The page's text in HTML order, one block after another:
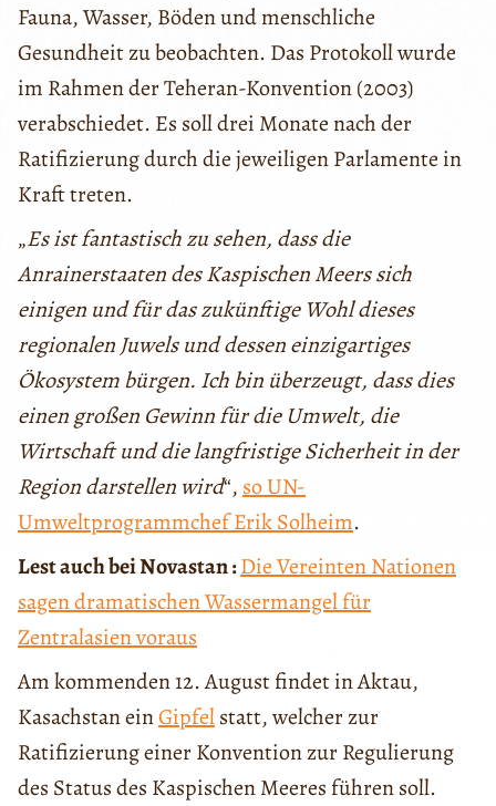
Fauna, Wasser, Böden und menschliche
Gesundheit zu beobachten. Das Protokoll wurde
im Rahmen der Teheran-Konvention (2003)
verabschiedet. Es soll drei Monate nach der
Ratifizierung durch die jeweiligen Parlamente in
Kraft treten.
„Es ist fantastisch zu sehen, dass die
Anrainerstaaten des Kaspischen Meers sich
einigen und für das zukünftige Wohl dieses
regionalen Juwels und dessen einzigartiges
Ökosystem bürgen. Ich bin überzeugt, dass dies
einen großen Gewinn für die Umwelt, die
Wirtschaft und die langfristige Sicherheit in der
Region darstellen wird“, so UN-
Umweltprogrammchef Erik Solheim.
Lest auch bei Novastan :Die Vereinten Nationen
sagen dramatischen Wassermangel für
Zentralasien voraus
Am kommenden 12. August findet in Aktau,
Kasachstan einGipfelstatt, welcher zur
Ratifizierung einer Konvention zur Regulierung
des Status des Kaspischen Meeres führen soll.